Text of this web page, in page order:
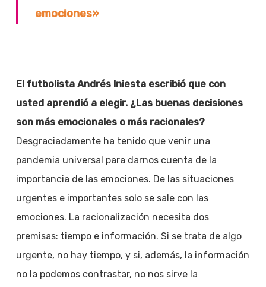
emociones»
El futbolista Andrés Iniesta escribió que con
usted aprendió a elegir. ¿Las buenas decisiones
son más emocionales o más racionales?
Desgraciadamente ha tenido que venir una
pandemia universal para darnos cuenta de la
importancia de las emociones. De las situaciones
urgentes e importantes solo se sale con las
emociones. La racionalización necesita dos
premisas: tiempo e información. Si se trata de algo
urgente, no hay tiempo, y si, además, la información
no la podemos contrastar, no nos sirve la